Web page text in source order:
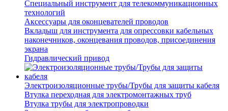
Специальный инструмент для телекоммуникационных
технологий
Аксессуары для оконцевателей проводов
Вкладыш для инструмента для опрессовки кабельных
наконечников, оконцевания проводов, присоединения
экрана
Гидравлический привод
Электроизоляционные трубы/Трубы для защиты кабеля
Втулка переходная для электромонтажных труб
Втулка трубы для электропроводки